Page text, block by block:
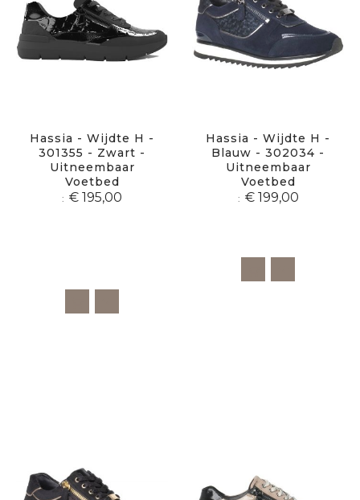
Hassia - Wijdte H -
301355 - Zwart -
Uitneembaar
Voetbed
€ 195,00
Hassia - Wijdte H -
Blauw - 302034 -
Uitneembaar
Voetbed
€ 199,00